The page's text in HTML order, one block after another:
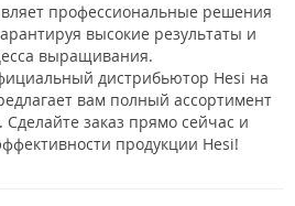
профессиональные решения
высокие результаты и
выращивания.
дистрибьютор Hesi на
вам полный ассортимент
Сделайте заказ прямо сейчас и
продукции Hesi!